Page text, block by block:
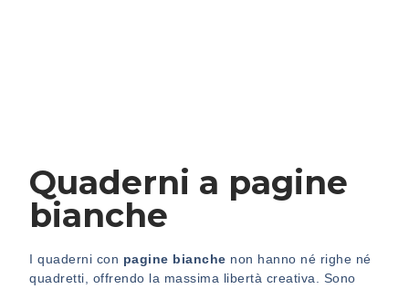
Quaderni a pagine
bianche
I quaderni con pagine bianche non hanno né righe né
quadretti, offrendo la massima libertà creativa. Sono